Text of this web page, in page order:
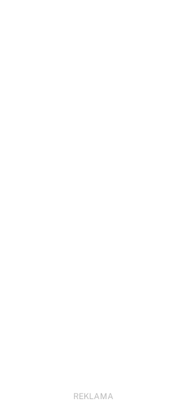
REKLAMA